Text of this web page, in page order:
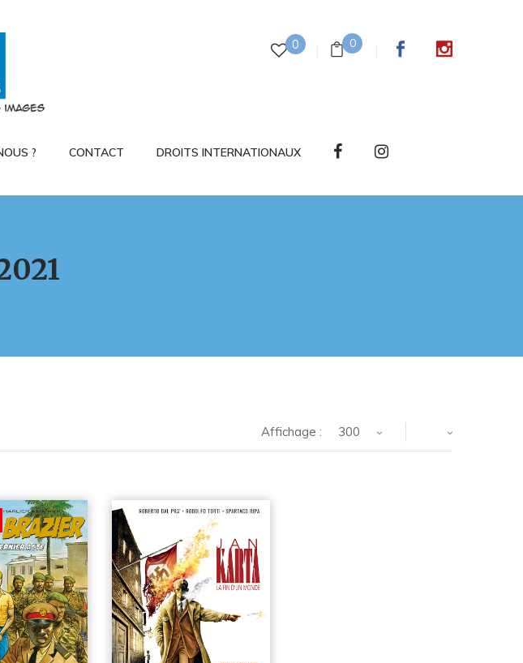
0 0
? CONTACT DROITS INTERNATIONAUX
Affichage : 300